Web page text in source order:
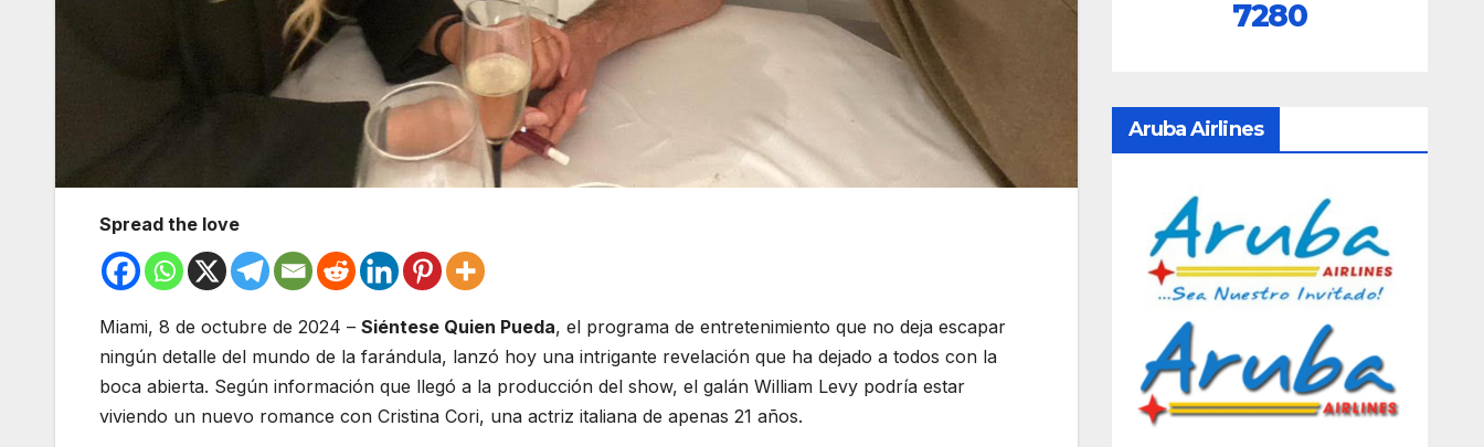
Spread the love
Miami, 8 de octubre de 2024 – Siéntese Quien Pueda, el programa de entretenimiento que no deja escapar
ningún detalle del mundo de la farándula, lanzó hoy una intrigante revelación que ha dejado a todos con la
boca abierta. Según información que llegó a la producción del show, el galán William Levy podría estar
viviendo un nuevo romance con Cristina Cori, una actriz italiana de apenas 21 años.
7280
Aruba Airlines